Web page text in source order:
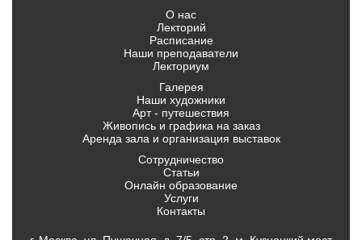
О нас
Лекторий
Расписание
Наши преподаватели
Лекториум
Галерея
Наши художники
Арт - путешествия
Живопись и графика на заказ
Аренда зала и организация выставок
Сотрудничество
Статьи
Онлайн образование
Услуги
Контакты